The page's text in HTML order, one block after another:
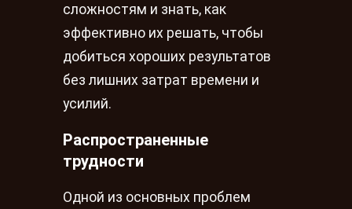
сложностям и знать, как
эффективно их решать, чтобы
добиться хороших результатов
без лишних затрат времени и
усилий.
Распространенные
трудности
Одной из основных проблем